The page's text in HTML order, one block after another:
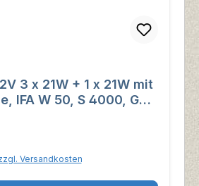
3 x 21W + 1 x 21W mit
IFA W 50, S 4000, G5,
Versandkosten